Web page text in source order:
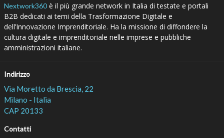
Nextwork360è il più grande network in Italia di testate e portali
B2B dedicati ai temi della Trasformazione Digitale e
dell’Innovazione Imprenditoriale. Ha la missione di diffondere la
cultura digitale e imprenditoriale nelle imprese e pubbliche
amministrazioni italiane.
Indirizzo
Via Moretto da Brescia, 22
Milano - Italia
CAP 20133
Contatti